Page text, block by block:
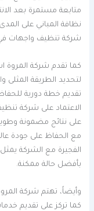
متابعة مستمرة بعد
نظافة المباني على
شركة تنظيف واجهات
كما تقدم شركة المروة
لتحديد الطريقة المثلى
تقديم خطة دورية
الاعتماد على شركة
على نتائج مضمونة
مع الحفاظ على جودة
الفجيرة مع الشركة
بأفضل حالة ممكنة.
وأيضاً، تهتم شركة
كما تركز على تقديم